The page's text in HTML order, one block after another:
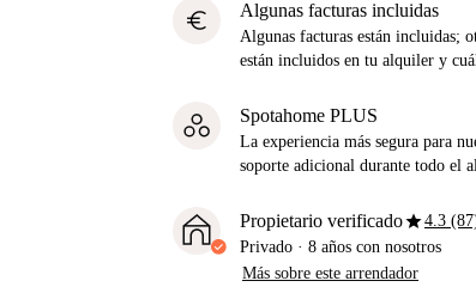
euro Algunas facturas incluidas
Algunas facturas están incluidas;
están incluidos en tu alquiler y
Spotahome PLUS
La experiencia más segura para
soporte adicional durante todo el
Propietario verificadostar4.3
Privado · 8 años con nosotros
Más sobre este arrendador